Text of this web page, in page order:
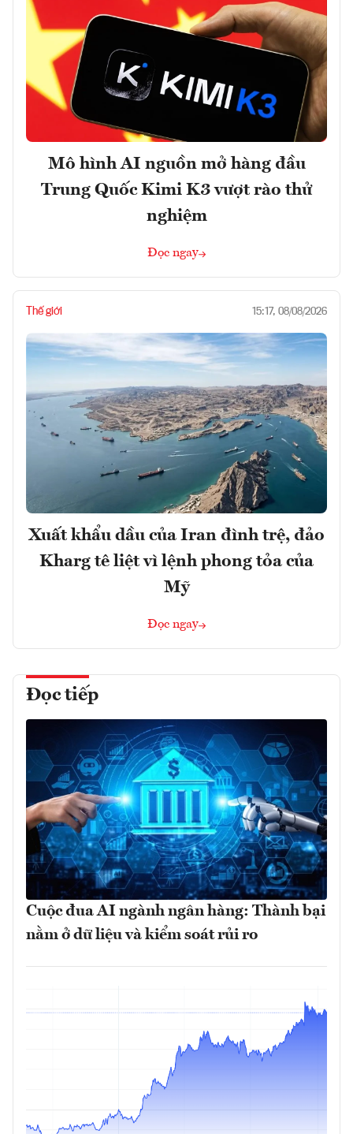
Mô hình AI nguồn mở hàng đầu
Trung Quốc Kimi K3 vượt rào thử
nghiệm
Đọc ngay
Thế giới 15:17, 08/08/2026
Xuất khẩu dầu của Iran đình trệ, đảo
Kharg tê liệt vì lệnh phong tỏa của
Mỹ
Đọc ngay
Đọc tiếp
Cuộc đua AI ngành ngân hàng: Thành bại
nằm ở dữ liệu và kiểm soát rủi ro